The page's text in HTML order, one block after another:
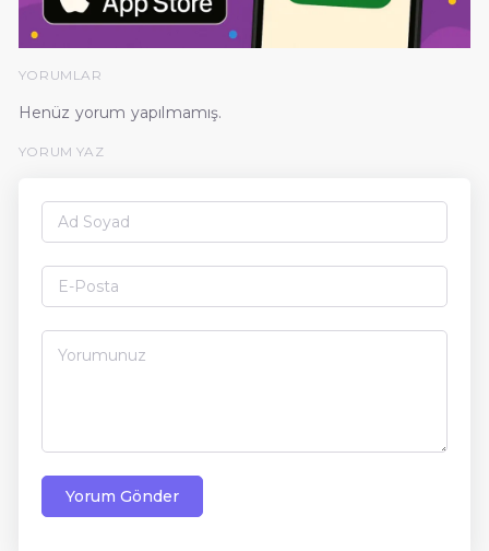
YORUMLAR
Henüz yorum yapılmamış.
YORUM YAZ
Yorum Gönder